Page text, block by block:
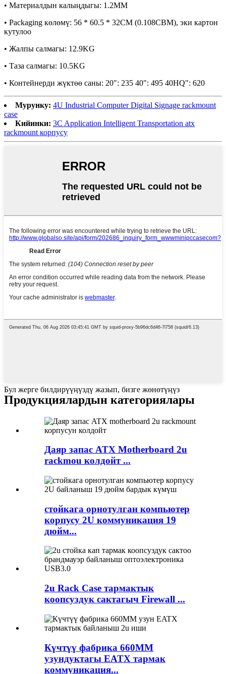
• Материалдын калыңдыгы: 1.2MM
• Packaging көлөмү: 56 * 60.5 * 32CM (0.108CBM), эки картон
кутулоо
• Жалпы салмагы: 12.9KG
• Таза салмагы: 10.5KG
• Контейнерди жүктөө саны: 20": 235 40": 495 40HQ": 620
Мурунку: 4U Industrial Computer Digital Signage rackmount
case
Кийинки: 3C Application Intelligent Transportation atx
rackmount корпусу
Бул жерге билдирүүңүздү жазып, бизге жөнөтүңүз
Продукциялардын категориялары
Даяр запас ATX Motherboard 2u
rackmou колдойт ...
стойкага орнотулган компьютер
корпусу 2U коммуникация 19
дюйм...
2u Rack Case тармактык
коопсуздук сактагыч Firewall ...
Күчтүү фабрика 660MM
узундуктагы EATX тармак
коммуникация...